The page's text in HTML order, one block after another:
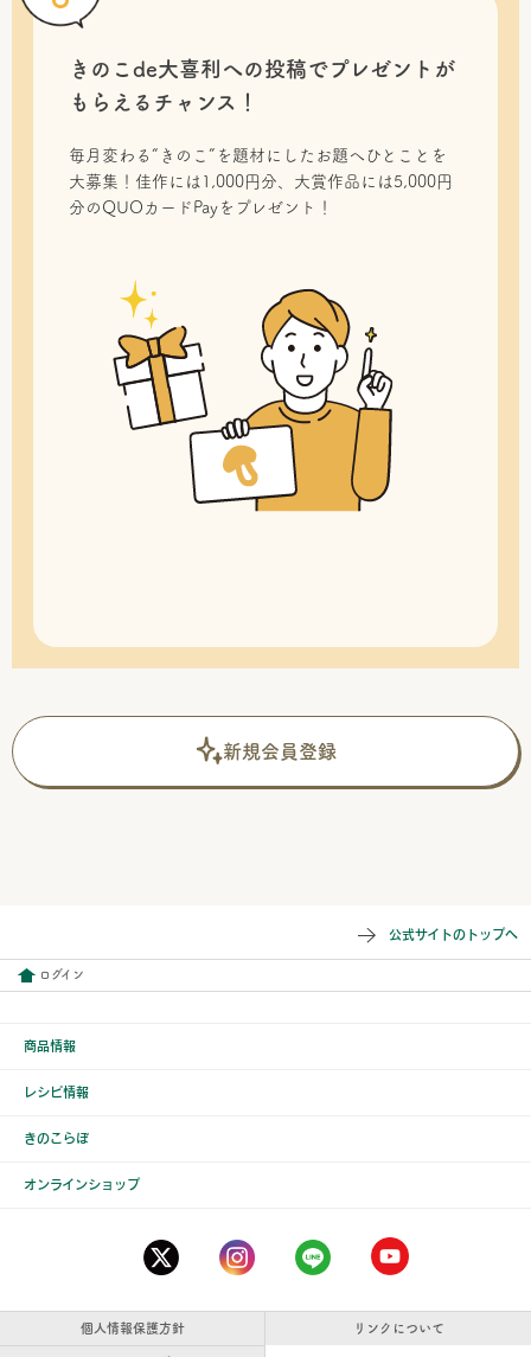
きのこde大喜利への投稿でプレゼントが
もらえるチャンス！
毎月変わる“きのこ”を題材にしたお題へひとことを
大募集！佳作には1,000円分、大賞作品には5,000円
分のQUOカードPayをプレゼント！
新規会員登録
公式サイトのトップへ
ログイン
商品情報
レシピ情報
きのこらぼ
オンラインショップ
個人情報保護方針 リンクについて